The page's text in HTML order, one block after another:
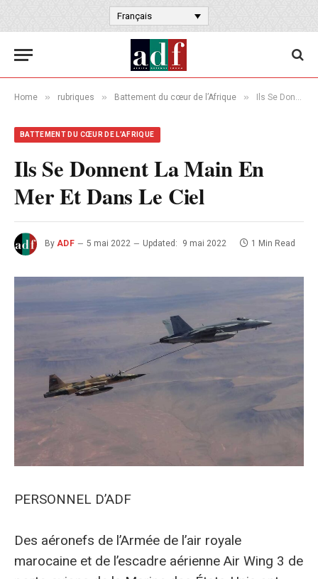
Français
Home » rubriques » Battement du cœur de l’Afrique » Ils Se Donnent La Main En Mer Et Dans Le Ciel
BATTEMENT DU CŒUR DE L’AFRIQUE
Ils Se Donnent La Main En
Mer Et Dans Le Ciel
By ADF 5 mai 2022 Updated: 9 mai 2022 1 Min Read
PERSONNEL D’ADF
Des aéronefs de l’Armée de l’air royale
marocaine et de l’escadre aérienne Air Wing 3 de